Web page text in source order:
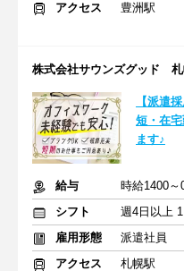
アクセス
豊洲駅
株式会社サウンズグッド
【派遣
短・在
ます♪
給与
時給1400
シフト
週4日以上
雇用形態
派遣社員
アクセス
札幌駅